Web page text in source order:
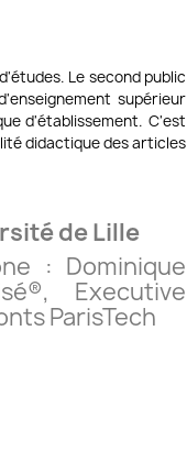
Le second public
supérieur
d'établissement. C'est
didactique des articles
de Lille
: Dominique
Executive
ParisTech